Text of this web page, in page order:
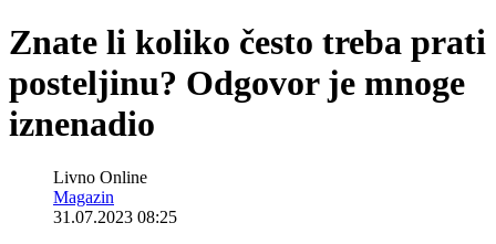
Znate li koliko često treba prati
posteljinu? Odgovor je mnoge
iznenadio
Livno Online
Magazin
31.07.2023 08:25